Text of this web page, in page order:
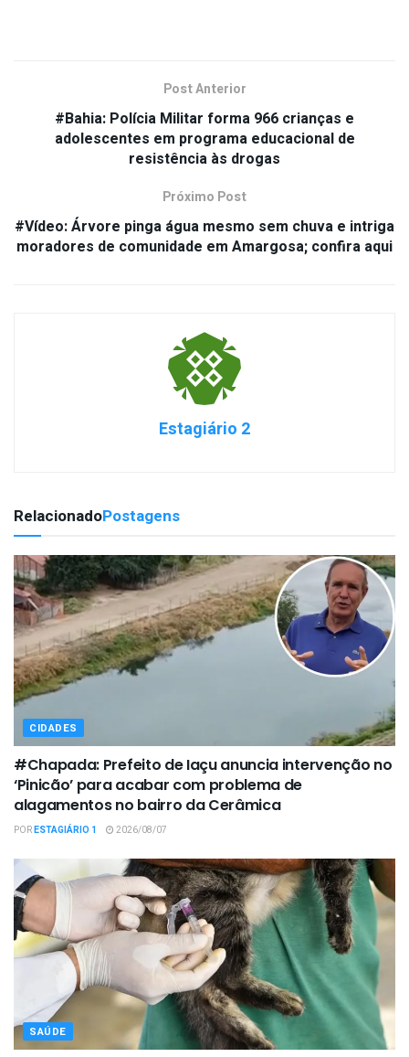
Post Anterior
#Bahia: Polícia Militar forma 966 crianças e
adolescentes em programa educacional de
resistência às drogas
Próximo Post
#Vídeo: Árvore pinga água mesmo sem chuva e intriga
moradores de comunidade em Amargosa; confira aqui
Estagiário 2
RelacionadoPostagens
CIDADES
#Chapada: Prefeito de Iaçu anuncia intervenção no
‘Pinicão’ para acabar com problema de
alagamentos no bairro da Cerâmica
PORESTAGIÁRIO 1 2026/08/07
SAÚDE